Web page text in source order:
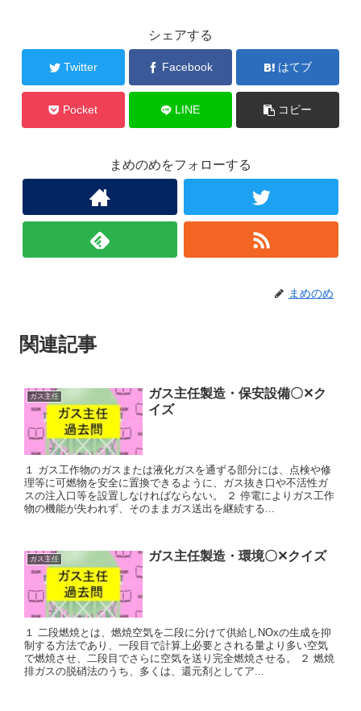
シェアする
Twitter Facebook はてブ
Pocket LINE コピー
まめのめをフォローする
まめのめ
関連記事
ガス主任
ガス主任製造・保安設備〇✕ク
イズ
１ ガス工作物のガスまたは液化ガスを通ずる部分には、点検や修
理等に可燃物を安全に置換できるように、ガス抜き口や不活性ガ
スの注入口等を設置しなければならない。 ２ 停電によりガス工作
物の機能が失われず、そのままガス送出を継続する...
ガス主任 ガス主任製造・環境〇✕クイズ
１ 二段燃焼とは、燃焼空気を二段に分けて供給しNOxの生成を抑
制する方法であり、一段目で計算上必要とされる量より多い空気
で燃焼させ、二段目でさらに空気を送り完全燃焼させる。 ２ 燃焼
排ガスの脱硝法のうち、多くは、還元剤としてア...